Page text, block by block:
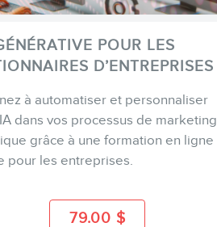
ACHETER
PLUS D'INFO
POUR LES
D’ENTREPRISES
à automatiser et personnaliser
dans vos processus de marketing
grâce à une formation en ligne
pour les entreprises.
79.00 $